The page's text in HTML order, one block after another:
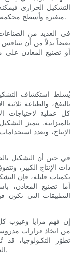
التشكيل الحراري
متغيرة وأسطح محكمة، لكنه لا يضاهي المعادن في المتانة الميكانيكية.
في العديد من
بعضاً بدلاً من أن
أو تصنيع المعادن على
يُسلط استكشاف التشكيل
بالنفخ، والطباعة ثلاثية
كل عملية لاحتياجات
بالميزانية. يتميز
الإنتاج، وتعدد
في حين أن التشكيل
ذات الإنتاج الكبير،
بكميات قليلة، فإن
أما تصنيع المعادن،
التطبيقات التي تكون
إن فهم مزايا وعيوب
من اتخاذ قرارات
تطوّر التكنولوجيا،
العمليات آفاق ما يُمكن تحقيقه في مجال التصنيع.